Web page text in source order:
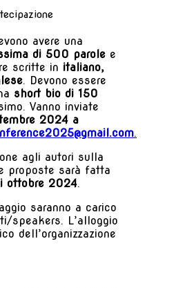
avere una
di 500 parole e
scritte in italiano,
. Devono essere
short bio di 150
Vanno inviate
2024 a
.
agli autori sulla
proposte sarà fatta
ottobre 2024.
saranno a carico
speakers. L’alloggio
dell’organizzazione